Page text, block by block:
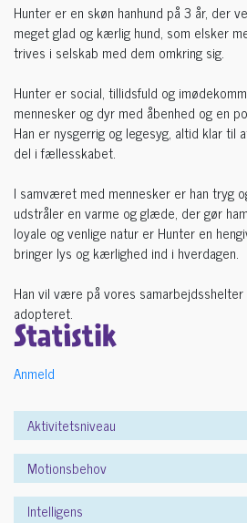
Hunter er en skøn hanhund på 3 år, der
meget glad og kærlig hund, som elsker
trives i selskab med dem omkring sig.
Hunter er social, tillidsfuld og
mennesker og dyr med åbenhed og en
Han er nysgerrig og legesyg, altid klar til
del i fællesskabet.
I samværet med mennesker er han tryg
udstråler en varme og glæde, der gør
loyale og venlige natur er Hunter en
bringer lys og kærlighed ind i hverdagen.
Han vil være på vores
adopteret.
Statistik
Anmeld
Aktivitetsniveau
Motionsbehov
Intelligens